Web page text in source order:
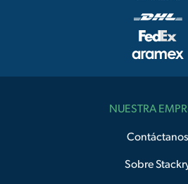
NUESTRA
Contáctanos
Sobre